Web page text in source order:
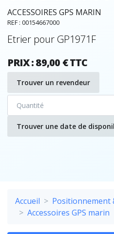
ACCESSOIRES GPS MARIN
REF : 00154667000
Etrier pour GP1971F
PRIX : 89,00 € TTC
Trouver un revendeur
Trouver une date de
Accueil
Positionnement
Accessoires GPS marin